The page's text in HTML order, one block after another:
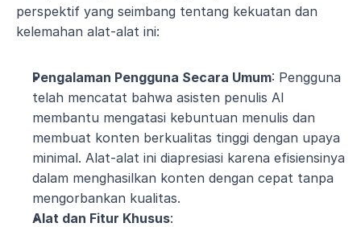
perspektif yang seimbang tentang kekuatan dan
kelemahan alat-alat ini:
Pengalaman Pengguna Secara Umum: Pengguna
telah mencatat bahwa asisten penulis AI
membantu mengatasi kebuntuan menulis dan
membuat konten berkualitas tinggi dengan upaya
minimal. Alat-alat ini diapresiasi karena efisiensinya
dalam menghasilkan konten dengan cepat tanpa
mengorbankan kualitas​​.
Alat dan Fitur Khusus: